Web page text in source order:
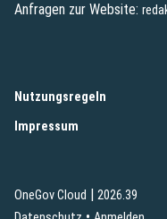
Anfragen zur Website:
Nutzungsregeln
Impressum
OneGov Cloud (External Link)
| 2026.39